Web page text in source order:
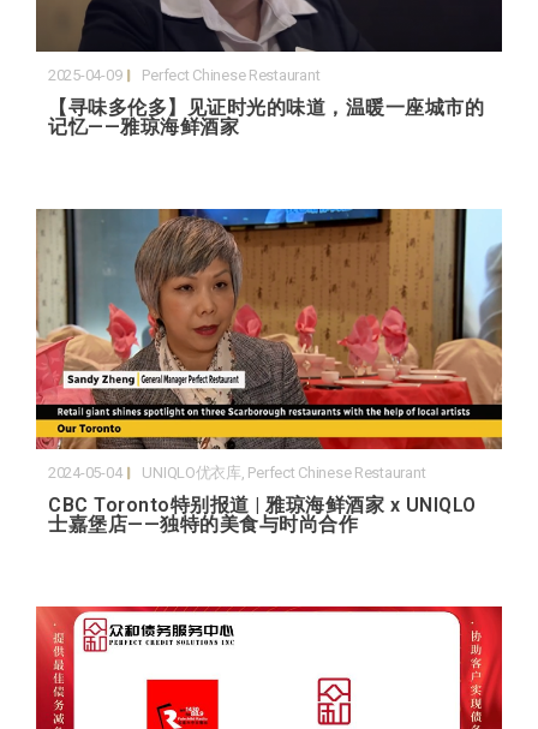
2025-04-09 Perfect Chinese Restaurant
【寻味多伦多】见证时光的味道，温暖一座城市的
记忆——雅琼海鲜酒家
2024-05-04 UNIQLO优衣库, Perfect Chinese Restaurant
CBC Toronto特别报道 | 雅琼海鲜酒家 x UNIQLO
士嘉堡店——独特的美食与时尚合作